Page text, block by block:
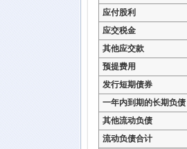
应付股利
应交税金
其他应交款
预提费用
发行短期债券
一年内到期的长期负债
其他流动负债
流动负债合计